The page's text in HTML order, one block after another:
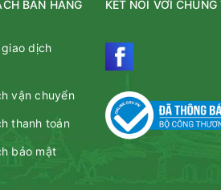
BÁN HÀNG
dịch
vận chuyển
thanh toán
bảo mật
KẾT NỐI VỚI CHÚNG